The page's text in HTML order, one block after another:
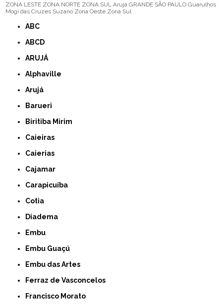
ZONA LESTE ZONA NORTE ZONA SUL Arujá GRANDE SÃO PAULO Guarulhos
Mogi das Cruzes Suzano Zona Oeste Zona Sul
ABC
ABCD
ARUJÁ
Alphaville
Arujá
Barueri
Biritiba Mirim
Caieiras
Caierias
Cajamar
Carapicuíba
Cotia
Diadema
Embu
Embu Guaçú
Embu das Artes
Ferraz de Vasconcelos
Francisco Morato